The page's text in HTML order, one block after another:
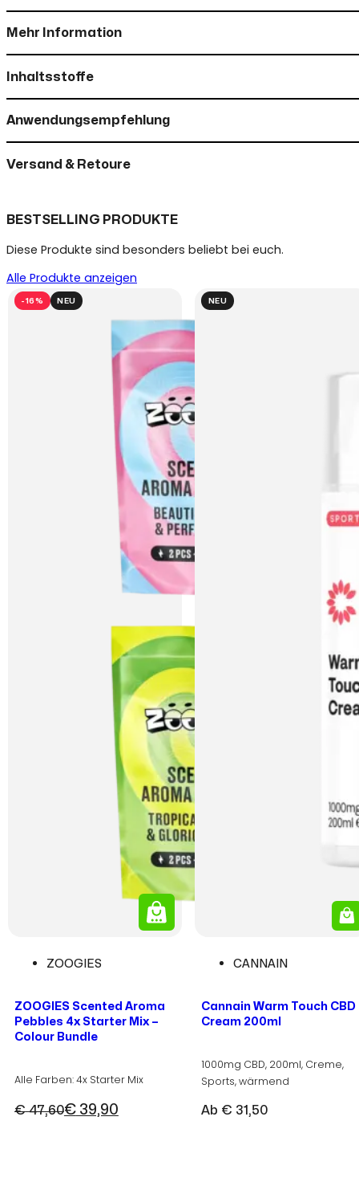
Mehr Information
Inhaltsstoffe
Anwendungsempfehlung
Versand & Retoure
BESTSELLING PRODUKTE
Diese Produkte sind besonders beliebt bei euch.
Alle Produkte anzeigen
-16% NEU
ZOOGIES
ZOOGIES Scented Aroma
Pebbles 4x Starter Mix –
Colour Bundle
Alle Farben: 4x Starter Mix
€47,60
Ursprünglicher
€39,90
Aktueller
NEU
CANNAIN
Cannain Warm Touch CBD
Cream 200ml
1000mg CBD, 200ml, Creme,
Sports, wärmend
Ab € 31,50